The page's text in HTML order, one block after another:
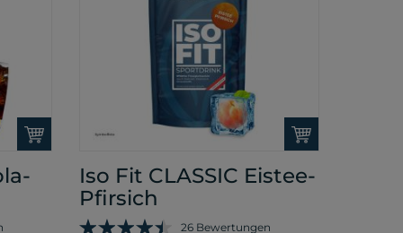
Iso Fit CLASSIC Eistee-
Pfirsich
26 Bewertungen